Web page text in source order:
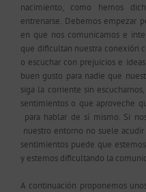
nacimiento, como hemos
entrenarse. Debemos empezar
en que nos comunicamos e
que dificultan nuestra conexión
o escuchar con prejuicios e
buen gusto para nadie que
siga la corriente sin
sentimientos o que aproveche
para hablar de sí mismo. Si
nuestro entorno no suele
sentimientos puede que
y estemos dificultando la
A continuación proponemos